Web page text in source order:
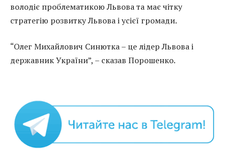
володіє проблематикою Львова та має чітку
стратегію розвитку Львова і усієї громади.
“Олег Михайлович Синютка – це лідер Львова і
державник України”, – сказав Порошенко.